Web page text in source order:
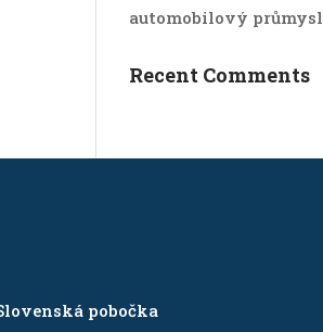
automobilový průmysl
Recent Comments
pobočka